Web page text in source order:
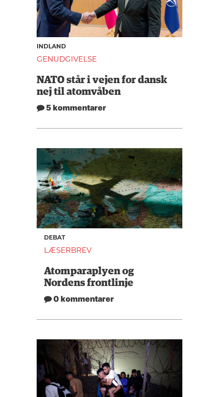
INDLAND
GENUDGIVELSE
NATO står i vejen for dansk
nej til atomvåben
5 kommentarer
DEBAT
LÆSERBREV
Atomparaplyen og
Nordens frontlinje
0 kommentarer